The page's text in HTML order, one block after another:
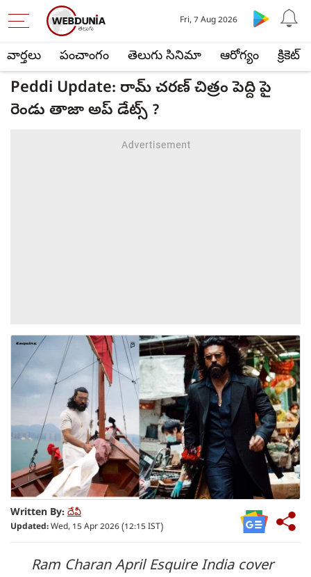
వార్తలు పంచాంగం తెలుగు సినిమా ఆరోగ్యం క్రికెట్
Fri, 7 Aug 2026
Peddi Update: రామ్ చరణ్ చిత్రం పెద్ది పై
రెండు తాజా అప్ డేట్స్ ?
Written By: దేవీ
Updated:Wed, 15 Apr 2026 (12:15 IST)
Ram Charan April Esquire India cover